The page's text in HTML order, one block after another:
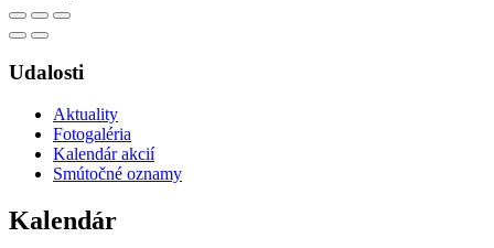
Udalosti
Aktuality
Fotogaléria
Kalendár akcií
Smútočné oznamy
Kalendár